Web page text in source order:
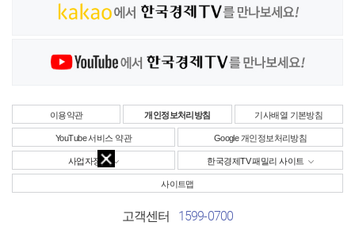
이용약관 개인정보처리방침 기사배열 기본방침
YouTube 서비스 약관 Google 개인정보처리방침
사업자정보 한국경제TV 패밀리 사이트
사이트맵
고객센터 1599-0700